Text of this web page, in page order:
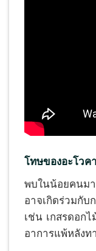
โทษของอะโวค
พบในน้อยคนม
อาจเกิดร่วมกับ
เช่น เกสรดอกไ
อาการแพ้หลังท